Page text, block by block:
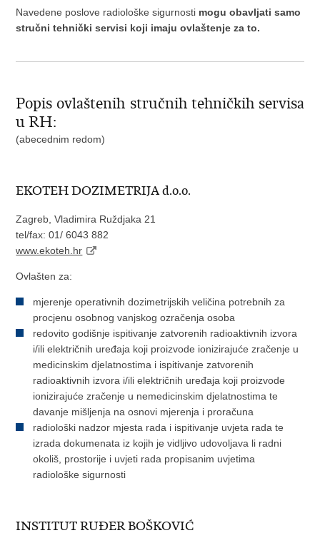
Navedene poslove radiološke sigurnosti mogu obavljati samo
stručni tehnički servisi koji imaju ovlaštenje za to.
Popis ovlaštenih stručnih tehničkih servisa
u RH:
(abecednim redom)
EKOTEH DOZIMETRIJA d.o.o.
Zagreb, Vladimira Ruždjaka 21
tel/fax: 01/ 6043 882
www.ekoteh.hr
Ovlašten za:
mjerenje operativnih dozimetrijskih veličina potrebnih za
procjenu osobnog vanjskog ozračenja osoba
redovito godišnje ispitivanje zatvorenih radioaktivnih izvora
i/ili električnih uređaja koji proizvode ionizirajuće zračenje u
medicinskim djelatnostima i ispitivanje zatvorenih
radioaktivnih izvora i/ili električnih uređaja koji proizvode
ionizirajuće zračenje u nemedicinskim djelatnostima te
davanje mišljenja na osnovi mjerenja i proračuna
radiološki nadzor mjesta rada i ispitivanje uvjeta rada te
izrada dokumenata iz kojih je vidljivo udovoljava li radni
okoliš, prostorije i uvjeti rada propisanim uvjetima
radiološke sigurnosti
INSTITUT RUĐER BOŠKOVIĆ